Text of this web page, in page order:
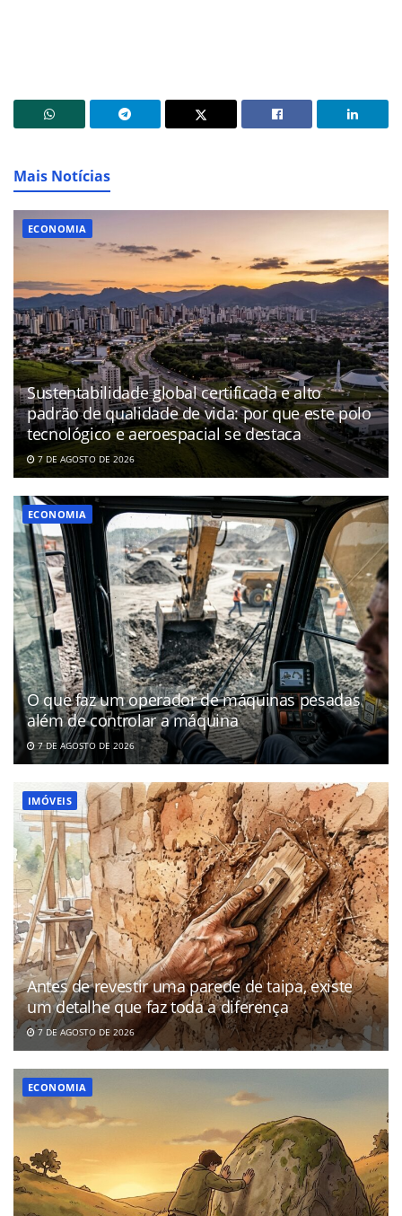
Mais Notícias
ECONOMIA
Sustentabilidade global certificada e alto
padrão de qualidade de vida: por que este polo
tecnológico e aeroespacial se destaca
7 DE AGOSTO DE 2026
ECONOMIA
O que faz um operador de máquinas pesadas
além de controlar a máquina
7 DE AGOSTO DE 2026
IMÓVEIS
Antes de revestir uma parede de taipa, existe
um detalhe que faz toda a diferença
7 DE AGOSTO DE 2026
ECONOMIA